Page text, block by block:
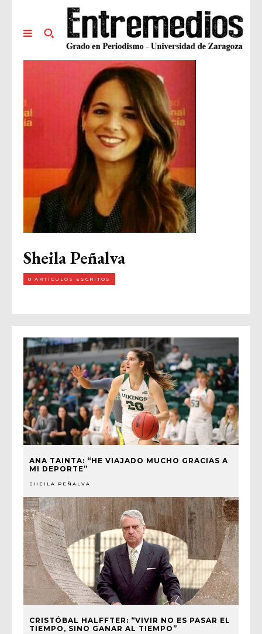
Sheila Peñalva
0 ARTÍCULOS ESCRITOS
ANA TAINTA: “HE VIAJADO MUCHO GRACIAS A
MI DEPORTE”
SHEILA PEÑALVA
CRISTÓBAL HALFFTER: “VIVIR NO ES PASAR EL
TIEMPO, SINO GANAR AL TIEMPO”